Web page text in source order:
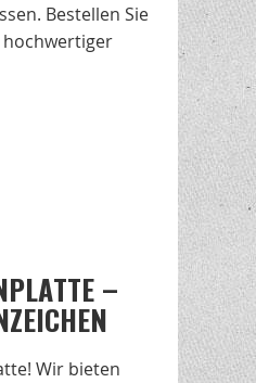
Bestellen Sie
hochwertiger
–
Wir bieten